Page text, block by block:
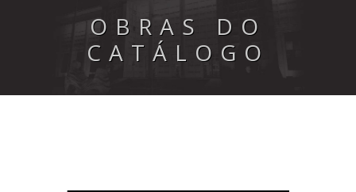
OBRAS DO
CATÁLOGO